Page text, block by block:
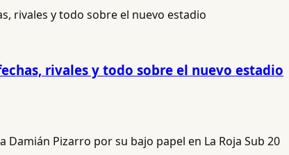
rivales y todo sobre el nuevo estadio